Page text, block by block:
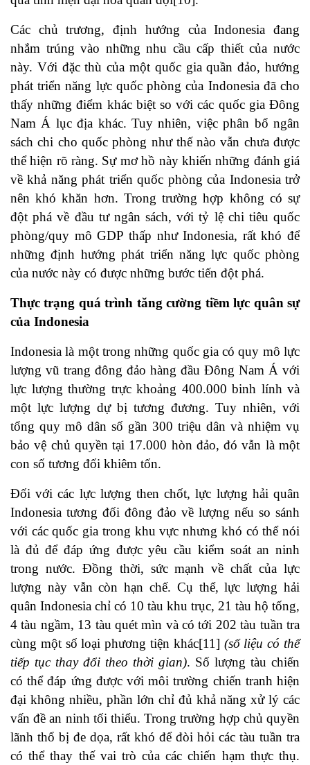
Các chủ trương, định hướng của Indonesia đang
nhắm trúng vào những nhu cầu cấp thiết của nước
này. Với đặc thù của một quốc gia quần đảo, hướng
phát triển năng lực quốc phòng của Indonesia đã cho
thấy những điểm khác biệt so với các quốc gia Đông
Nam Á lục địa khác. Tuy nhiên, việc phân bổ ngân
sách chi cho quốc phòng như thế nào vẫn chưa được
thể hiện rõ ràng. Sự mơ hồ này khiến những đánh giá
về khả năng phát triển quốc phòng của Indonesia trở
nên khó khăn hơn. Trong trường hợp không có sự
đột phá về đầu tư ngân sách, với tỷ lệ chi tiêu quốc
phòng/quy mô GDP thấp như Indonesia, rất khó để
những định hướng phát triển năng lực quốc phòng
của nước này có được những bước tiến đột phá.
Thực trạng quá trình tăng cường tiềm lực quân sự
của Indonesia
Indonesia là một trong những quốc gia có quy mô lực
lượng vũ trang đông đảo hàng đầu Đông Nam Á với
lực lượng thường trực khoảng 400.000 binh lính và
một lực lượng dự bị tương đương. Tuy nhiên, với
tổng quy mô dân số gần 300 triệu dân và nhiệm vụ
bảo vệ chủ quyền tại 17.000 hòn đảo, đó vẫn là một
con số tương đối khiêm tốn.
Đối với các lực lượng then chốt, lực lượng hải quân
Indonesia tương đối đông đảo về lượng nếu so sánh
với các quốc gia trong khu vực nhưng khó có thể nói
là đủ để đáp ứng được yêu cầu kiểm soát an ninh
trong nước. Đồng thời, sức mạnh về chất của lực
lượng này vẫn còn hạn chế. Cụ thể, lực lượng hải
quân Indonesia chỉ có 10 tàu khu trục, 21 tàu hộ tống,
4 tàu ngầm, 13 tàu quét mìn và có tới 202 tàu tuần tra
cùng một số loại phương tiện khác[11] (số liệu có thể
tiếp tục thay đổi theo thời gian). Số lượng tàu chiến
có thể đáp ứng được với môi trường chiến tranh hiện
đại không nhiều, phần lớn chỉ đủ khả năng xử lý các
vấn đề an ninh tối thiểu. Trong trường hợp chủ quyền
lãnh thổ bị đe dọa, rất khó để đòi hỏi các tàu tuần tra
có thể thay thế vai trò của các chiến hạm thực thụ.